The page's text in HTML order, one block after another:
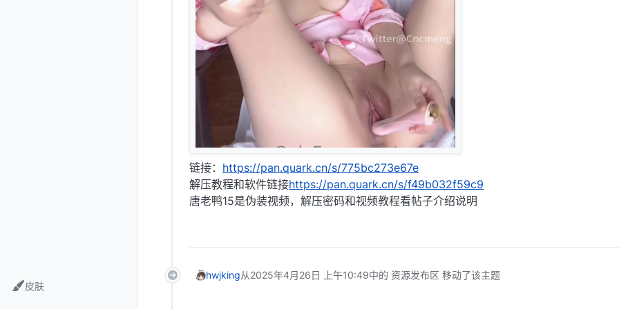
皮肤
链接： https://pan.quark.cn/s/775bc273e67e
解压教程和软件链接https://pan.quark.cn/s/f49b032f59c9
唐老鸭15是伪装视频，解压密码和视频教程看帖子介绍说明
hwjking从2025年4月26日 上午10:49中的 资源发布区 移动了该主题